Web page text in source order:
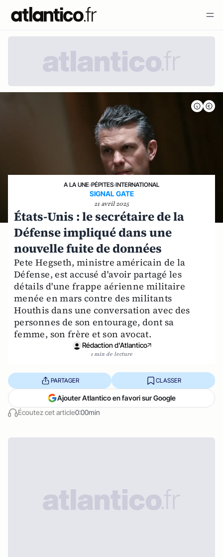
A LA UNE›PÉPITES›INTERNATIONAL
SIGNAL GATE
21 avril 2025
États-Unis : le secrétaire de la
Défense impliqué dans une
nouvelle fuite de données
Pete Hegseth, ministre américain de la
Défense, est accusé d'avoir partagé les
détails d'une frappe aérienne militaire
menée en mars contre des militants
Houthis dans une conversation avec des
personnes de son entourage, dont sa
femme, son frère et son avocat.
Rédaction d'Atlantico
1 min de lecture
Écoutez cet article0:00min
PARTAGER CLASSER
Ajouter Atlantico en favori sur Google